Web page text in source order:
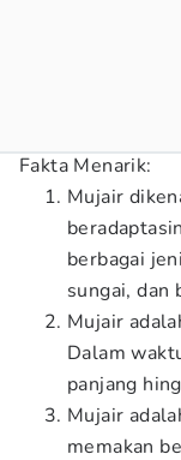
Fakta Menarik:
Mujair
berbagai
sungai, dan
Mujair
Dalam
panjang
Mujair
memakan